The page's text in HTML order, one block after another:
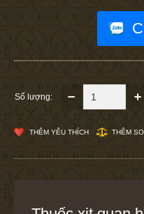
Số lượng:
THÊM YÊU THÍCH THÊM